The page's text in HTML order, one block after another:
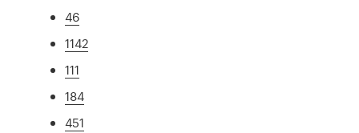
46
1142
111
184
451